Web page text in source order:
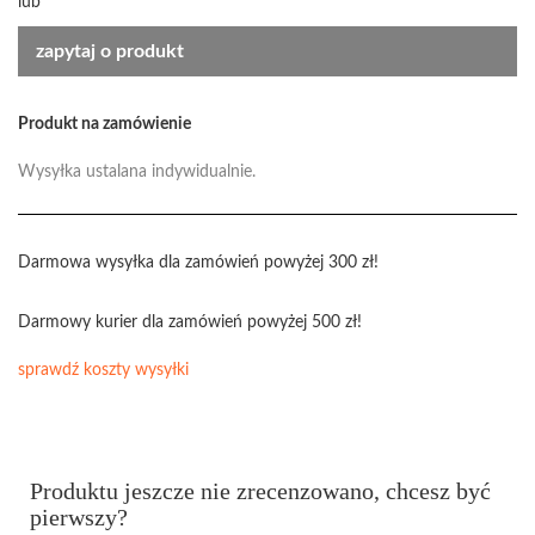
zapytaj o produkt
Produkt na zamówienie
Wysyłka ustalana indywidualnie.
Darmowa wysyłka dla zamówień powyżej 300 zł!
Darmowy kurier dla zamówień powyżej 500 zł!
sprawdź koszty wysyłki
Produktu jeszcze nie zrecenzowano, chcesz być
pierwszy?